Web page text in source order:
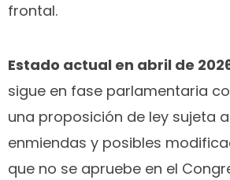
frontal.
Estado actual en abril de
sigue en fase parlamentaria
una proposición de ley sujeta
enmiendas y posibles
que no se apruebe en el